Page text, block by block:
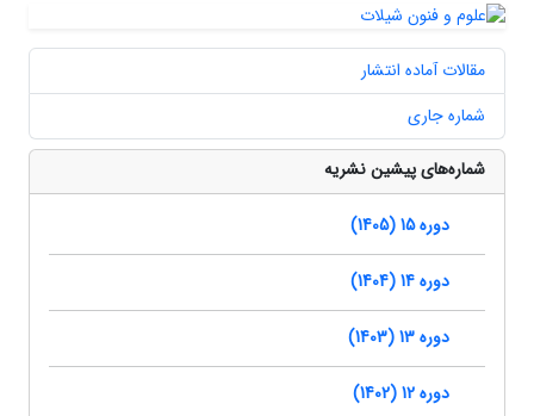
مقالات آماده انتشار
شماره جاری
شماره‌های پیشین نشریه
دوره 15 (1405)
دوره 14 (1404)
دوره 13 (1403)
دوره 12 (1402)